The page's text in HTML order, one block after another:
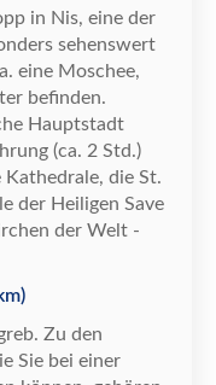
in Nis, eine der
sehenswert
eine Moschee,
befinden.
Hauptstadt
hrung (ca. 2 Std.)
die St.
der Heiligen Save
der Welt -
Zu den
Sie bei einer